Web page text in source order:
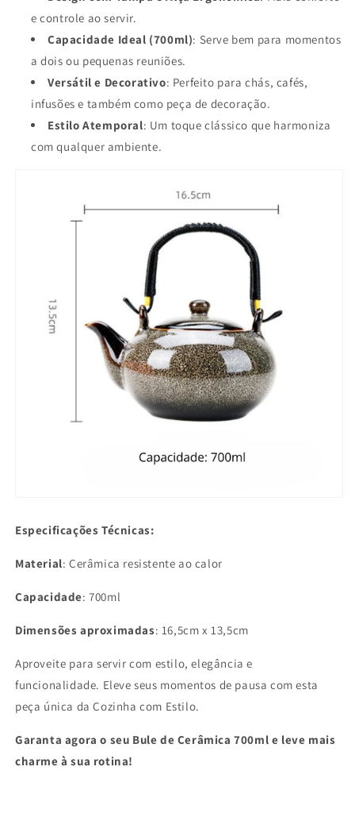
e controle ao servir.
Capacidade Ideal (700ml): Serve bem para momentos
a dois ou pequenas reuniões.
Versátil e Decorativo: Perfeito para chás, cafés,
infusões e também como peça de decoração.
Estilo Atemporal: Um toque clássico que harmoniza
com qualquer ambiente.
Especificações Técnicas:
Material: Cerâmica resistente ao calor
Capacidade: 700ml
Dimensões aproximadas: 16,5cm x 13,5cm
Aproveite para servir com estilo, elegância e
funcionalidade. Eleve seus momentos de pausa com esta
peça única da Cozinha com Estilo.
Garanta agora o seu Bule de Cerâmica 700ml e leve mais
charme à sua rotina!